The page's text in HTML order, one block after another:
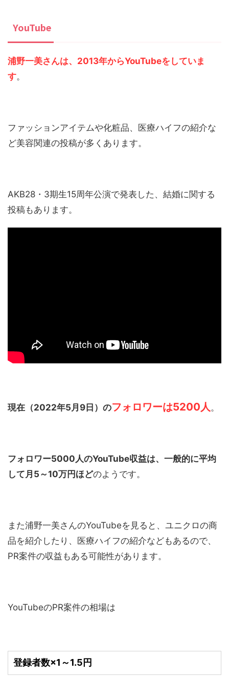
YouTube
浦野一美さんは、2013年からYouTubeをしていま
す。
ファッションアイテムや化粧品、医療ハイフの紹介な
ど美容関連の投稿が多くあります。
AKB28・3期生15周年公演で発表した、結婚に関する
投稿もあります。
現在（2022年5月9日）のフォロワーは5200人。
フォロワー5000人のYouTube収益は、一般的に平均
して月5～10万円ほどのようです。
また浦野一美さんのYouTubeを見ると、ユニクロの商
品を紹介したり、医療ハイフの紹介などもあるので、
PR案件の収益もある可能性があります。
YouTubeのPR案件の相場は
登録者数×1～1.5円